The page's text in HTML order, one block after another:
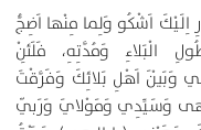
اَشْكُو وَلِما مِنْها اَضِجُّ
الْبَلاءِ وَمُدَّتِهِ، فَلَئِنْ
وَبَيْنَ اَهْلِ بَلائِكَ وَفَرَّقْتَ
وَسَيِّدِي وَمَوْلايَ وَرَبّي